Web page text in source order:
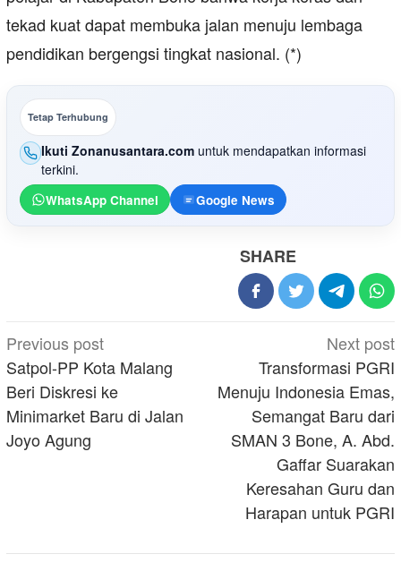
tekad kuat dapat membuka jalan menuju lembaga
pendidikan bergengsi tingkat nasional. (*)
Tetap Terhubung
Ikuti Zonanusantara.com untuk mendapatkan informasi
terkini.
WhatsApp Channel Google News
SHARE
Post
navigation
Previous post
Satpol-PP Kota Malang
Beri Diskresi ke
Minimarket Baru di Jalan
Joyo Agung
Next post
Transformasi PGRI
Menuju Indonesia Emas,
Semangat Baru dari
SMAN 3 Bone, A. Abd.
Gaffar Suarakan
Keresahan Guru dan
Harapan untuk PGRI